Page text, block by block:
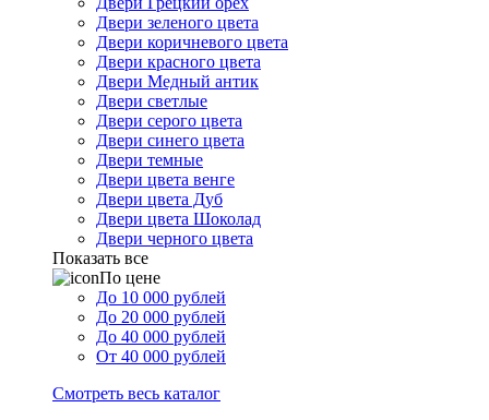
Двери зеленого цвета
Двери коричневого цвета
Двери красного цвета
Двери Медный антик
Двери светлые
Двери серого цвета
Двери синего цвета
Двери темные
Двери цвета венге
Двери цвета Дуб
Двери цвета Шоколад
Двери черного цвета
Показать все
По цене
До 10 000 рублей
До 20 000 рублей
До 40 000 рублей
От 40 000 рублей
Смотреть весь каталог